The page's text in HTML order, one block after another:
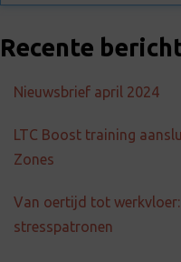
Recente
Nieuwsbrief april 2024
LTC Boost training
Zones
Van oertijd tot
stresspatronen